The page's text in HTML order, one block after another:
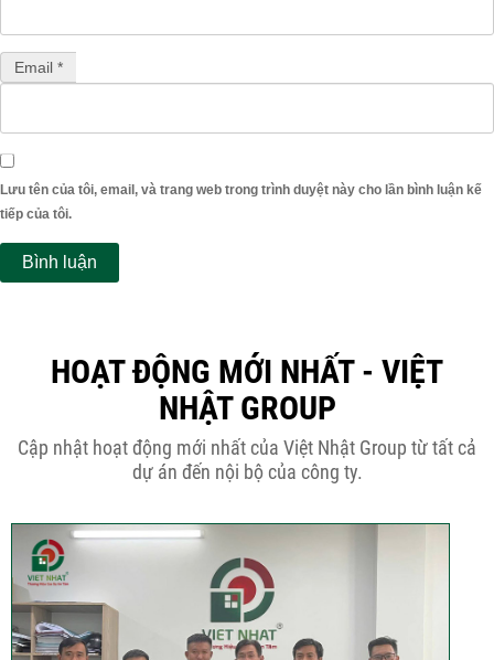
Email *
Lưu tên của tôi, email, và trang web trong trình duyệt này cho lần bình luận kế
tiếp của tôi.
HOẠT ĐỘNG MỚI NHẤT - VIỆT
NHẬT GROUP
Cập nhật hoạt động mới nhất của Việt Nhật Group từ tất cả
dự án đến nội bộ của công ty.